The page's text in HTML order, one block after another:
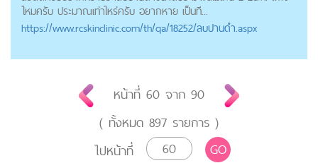
ไหมครับ ประมาณเท่าไหร่ครับ อยากหาย เป็นที...
https://www.rcskinclinic.com/th/qa/18252/ลบปานดำ.aspx
หน้าที่ 60 จาก 90
( ทั้งหมด 897 รายการ )
ไปหน้าที่
GO